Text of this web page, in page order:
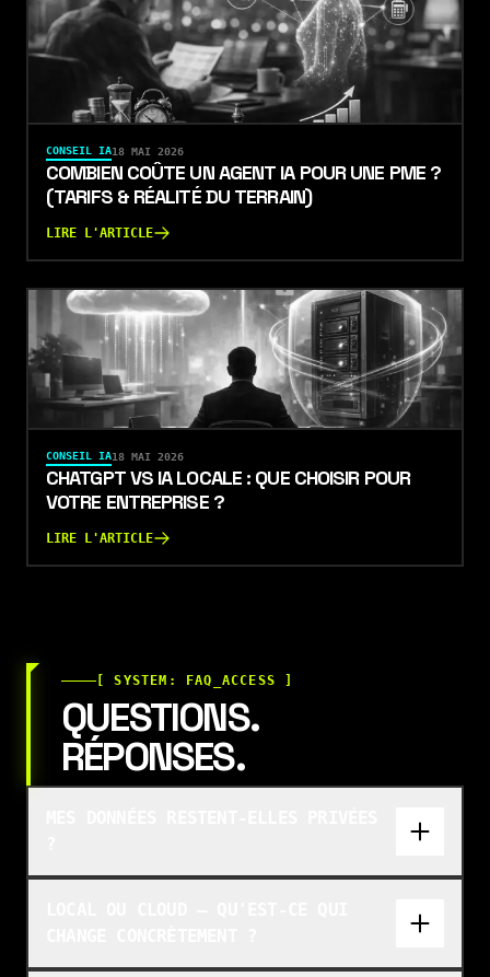
CONSEIL IA18 MAI 2026
COMBIEN COÛTE UN AGENT IA POUR UNE PME ?
(TARIFS & RÉALITÉ DU TERRAIN)
LIRE L'ARTICLE
CONSEIL IA18 MAI 2026
CHATGPT VS IA LOCALE : QUE CHOISIR POUR
VOTRE ENTREPRISE ?
LIRE L'ARTICLE
[ SYSTEM: FAQ_ACCESS ]
QUESTIONS.
RÉPONSES.